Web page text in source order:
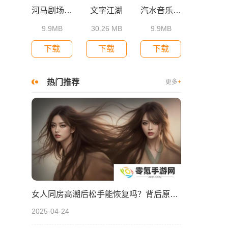
河马剧场免费下载安装
9.9MB
下载
文字江湖
30.26 MB
下载
汽水音乐app下载最新版本
9.9MB
下载
热门推荐 更多+
女人同房高潮后松手能恢复吗？背后原因深度分析！
2025-04-24